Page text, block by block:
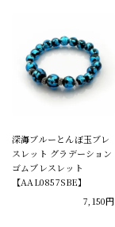
深海ブルーとんぼ玉ブレ
スレット グラデーション
ゴムブレスレット
【AAL0857SBE】
7,150円